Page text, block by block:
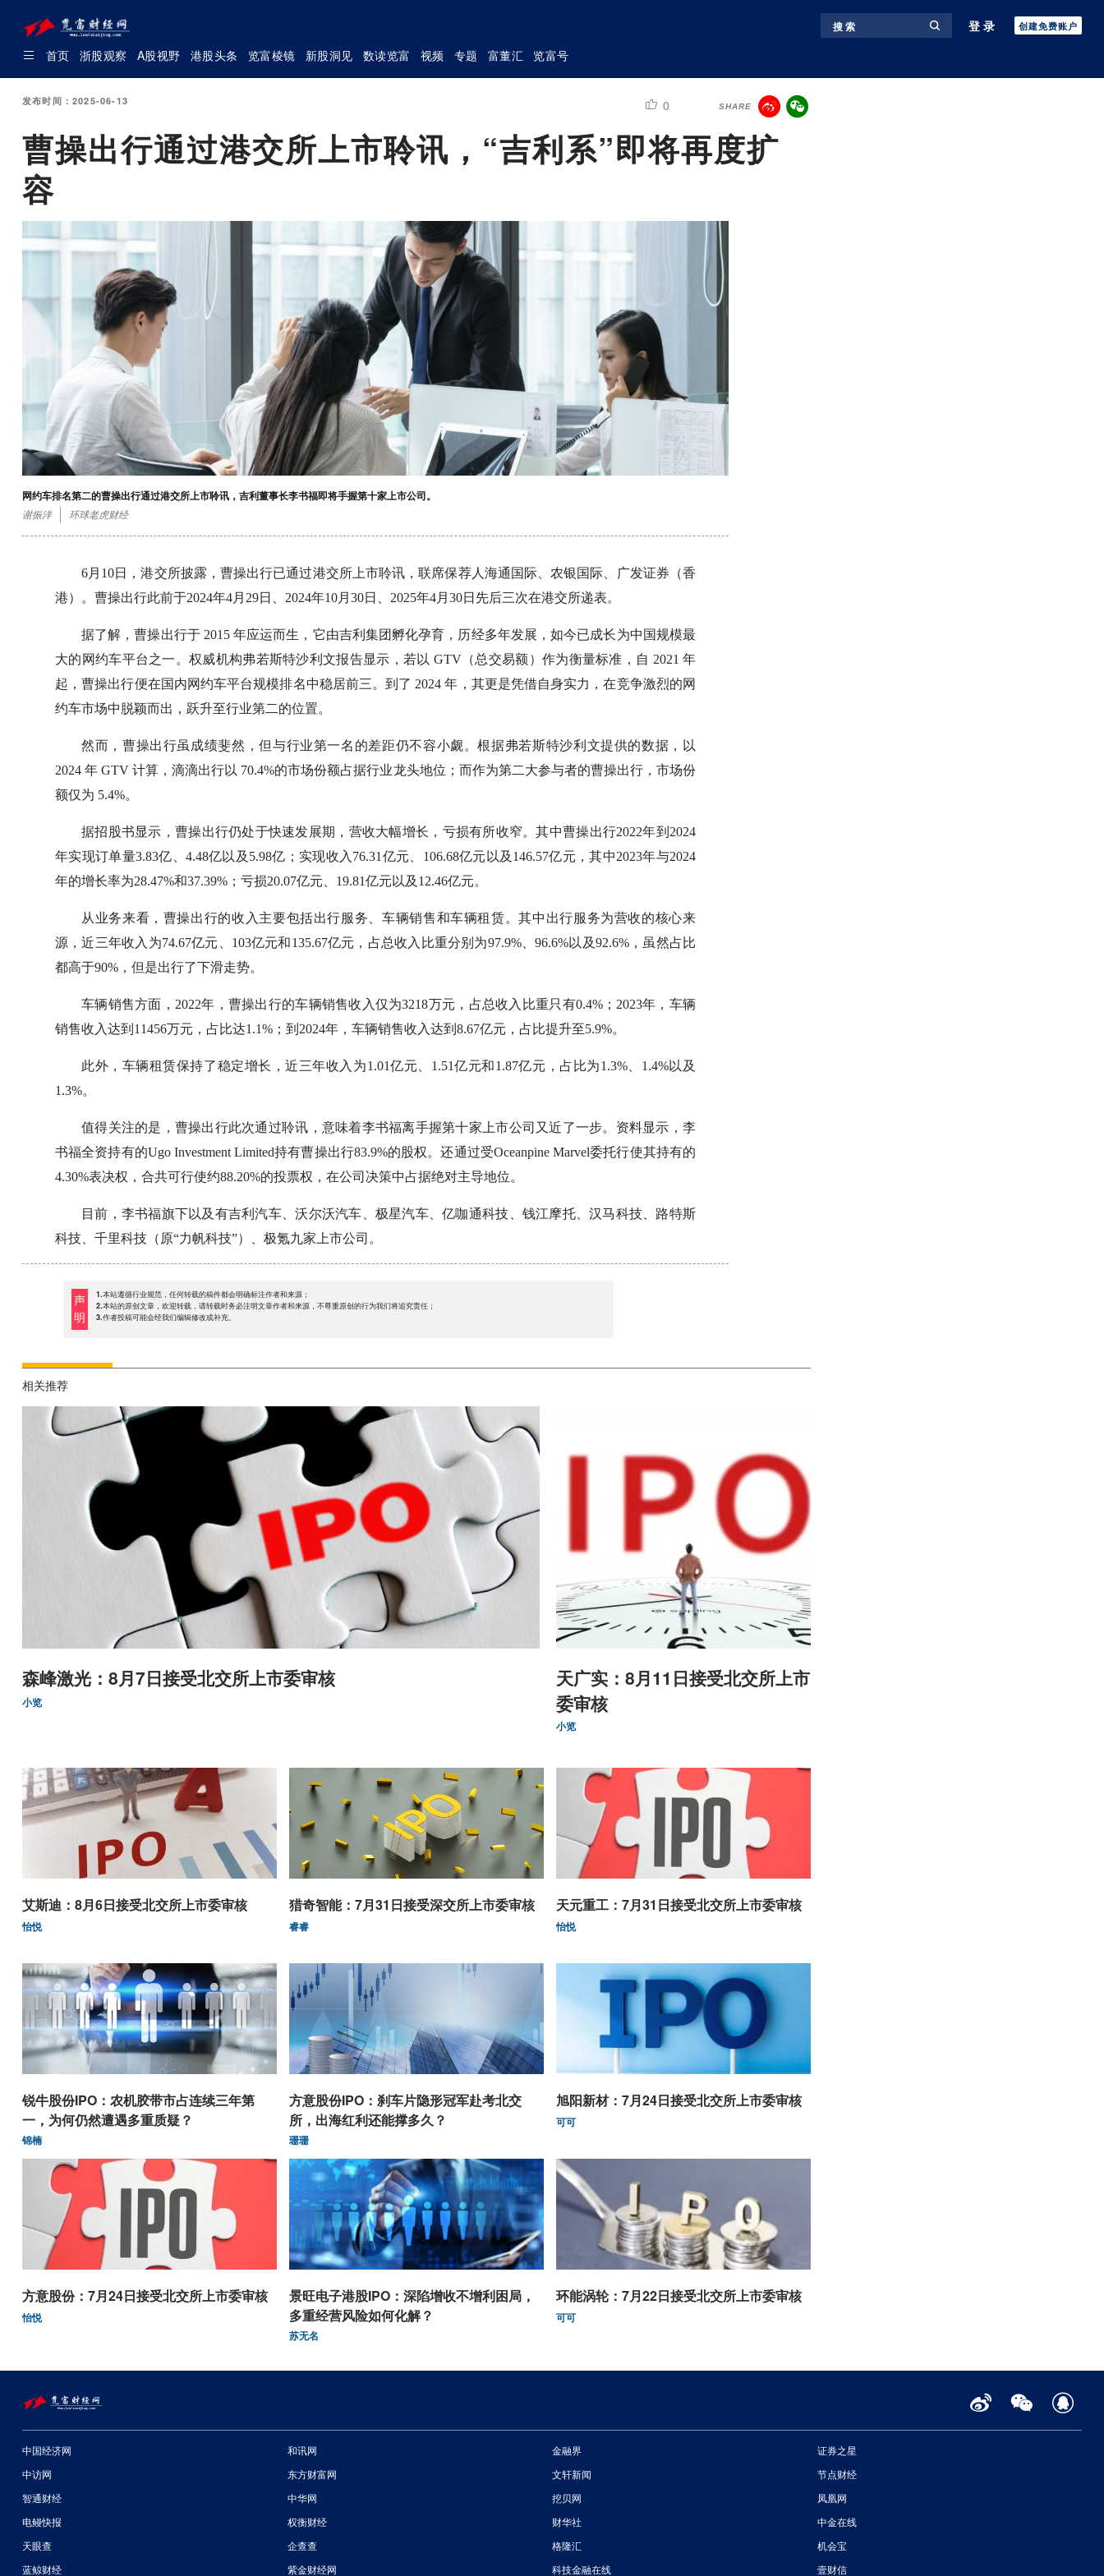
搜 索 登录 创建免费账户
首页 浙股观察 A股视野 港股头条 览富棱镜 新股洞见 数读览富 视频 专题 富董汇 览富号
发布时间：2025-06-13 0 SHARE
曹操出行通过港交所上市聆讯，“吉利系”即将再度扩
容
网约车排名第二的曹操出行通过港交所上市聆讯，吉利董事长李书福即将手握第十家上市公司。
谢振洋 环球老虎财经
6月10日，港交所披露，曹操出行已通过港交所上市聆讯，联席保荐人海通国际、农银国际、广发证券（香
港）。曹操出行此前于2024年4月29日、2024年10月30日、2025年4月30日先后三次在港交所递表。
据了解，曹操出行于 2015 年应运而生，它由吉利集团孵化孕育，历经多年发展，如今已成长为中国规模最
大的网约车平台之一。权威机构弗若斯特沙利文报告显示，若以 GTV（总交易额）作为衡量标准，自 2021 年
起，曹操出行便在国内网约车平台规模排名中稳居前三。到了 2024 年，其更是凭借自身实力，在竞争激烈的网
约车市场中脱颖而出，跃升至行业第二的位置。
然而，曹操出行虽成绩斐然，但与行业第一名的差距仍不容小觑。根据弗若斯特沙利文提供的数据，以
2024 年 GTV 计算，滴滴出行以 70.4%的市场份额占据行业龙头地位；而作为第二大参与者的曹操出行，市场份
额仅为 5.4%。
据招股书显示，曹操出行仍处于快速发展期，营收大幅增长，亏损有所收窄。其中曹操出行2022年到2024
年实现订单量3.83亿、4.48亿以及5.98亿；实现收入76.31亿元、106.68亿元以及146.57亿元，其中2023年与2024
年的增长率为28.47%和37.39%；亏损20.07亿元、19.81亿元以及12.46亿元。
从业务来看，曹操出行的收入主要包括出行服务、车辆销售和车辆租赁。其中出行服务为营收的核心来
源，近三年收入为74.67亿元、103亿元和135.67亿元，占总收入比重分别为97.9%、96.6%以及92.6%，虽然占比
都高于90%，但是出行了下滑走势。
车辆销售方面，2022年，曹操出行的车辆销售收入仅为3218万元，占总收入比重只有0.4%；2023年，车辆
销售收入达到11456万元，占比达1.1%；到2024年，车辆销售收入达到8.67亿元，占比提升至5.9%。
此外，车辆租赁保持了稳定增长，近三年收入为1.01亿元、1.51亿元和1.87亿元，占比为1.3%、1.4%以及
1.3%。
值得关注的是，曹操出行此次通过聆讯，意味着李书福离手握第十家上市公司又近了一步。资料显示，李
书福全资持有的Ugo Investment Limited持有曹操出行83.9%的股权。还通过受Oceanpine Marvel委托行使其持有的
4.30%表决权，合共可行使约88.20%的投票权，在公司决策中占据绝对主导地位。
目前，李书福旗下以及有吉利汽车、沃尔沃汽车、极星汽车、亿咖通科技、钱江摩托、汉马科技、路特斯
科技、千里科技（原“力帆科技”）、极氪九家上市公司。
声
明
1.本站遵循行业规范，任何转载的稿件都会明确标注作者和来源；
2.本站的原创文章，欢迎转载，请转载时务必注明文章作者和来源，不尊重原创的行为我们将追究责任；
3.作者投稿可能会经我们编辑修改或补充。
相关推荐
森峰激光：8月7日接受北交所上市委审核
小览
天广实：8月11日接受北交所上市
委审核
小览
艾斯迪：8月6日接受北交所上市委审核
怡悦
猎奇智能：7月31日接受深交所上市委审核
睿睿
天元重工：7月31日接受北交所上市委审核
怡悦
锐牛股份IPO：农机胶带市占连续三年第
一，为何仍然遭遇多重质疑？
锦楠
方意股份IPO：刹车片隐形冠军赴考北交
所，出海红利还能撑多久？
珊珊
旭阳新材：7月24日接受北交所上市委审核
可可
方意股份：7月24日接受北交所上市委审核
怡悦
景旺电子港股IPO：深陷增收不增利困局，
多重经营风险如何化解？
苏无名
环能涡轮：7月22日接受北交所上市委审核
可可
中国经济网 和讯网 金融界
证券之星
中访网
东方财富网 文轩新闻
节点财经
智通财经
中华网 挖贝网
凤凰网
电鳗快报
权衡财经 财华社
中金在线
天眼查
企查查 格隆汇
机会宝
蓝鲸财经
紫金财经网 科技金融在线 壹财信